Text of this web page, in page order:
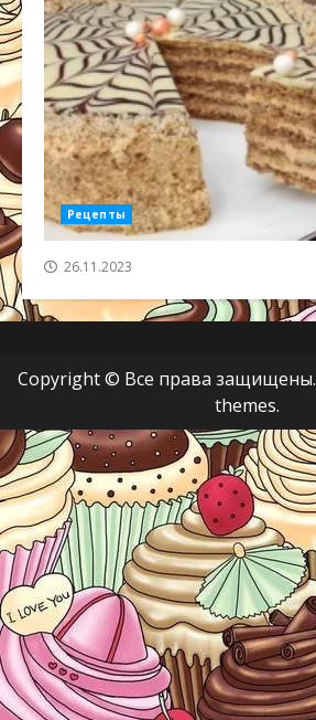
Рецепты
26.11.2023
Copyright © Все права защищены.
themes.